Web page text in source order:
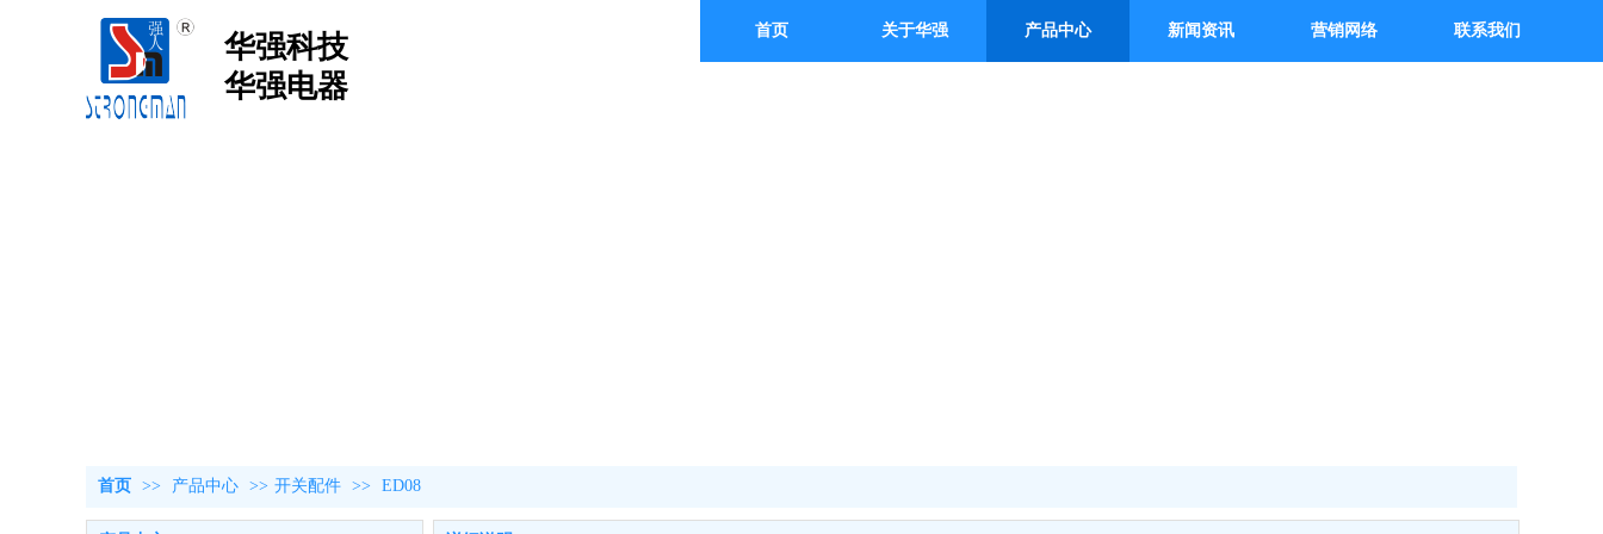
华强科技
华强电器
首页 关于华强 产品中心 新闻资讯 营销网络 联系我们
首页 >> 产品中心 >> 开关配件 >> ED08